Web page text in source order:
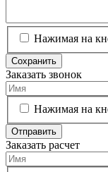
Нажимая на
Сохранить
Заказать звонок
Нажимая на
Отправить
Заказать расчет